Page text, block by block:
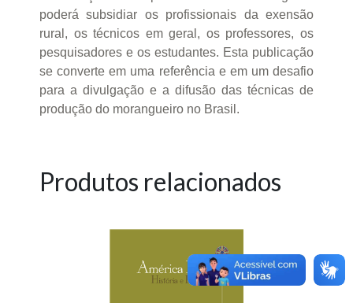
poderá subsidiar os profissionais da exensão
rural, os técnicos em geral, os professores, os
pesquisadores e os estudantes. Esta publicação
se converte em uma referência e em um desafio
para a divulgação e a difusão das técnicas de
produção do morangueiro no Brasil.
Produtos relacionados